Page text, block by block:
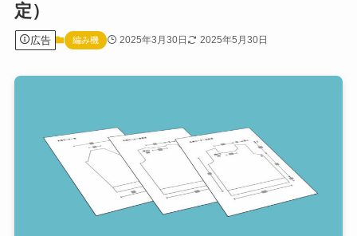
定）
広告 編み機 2025年3月30日 2025年5月30日